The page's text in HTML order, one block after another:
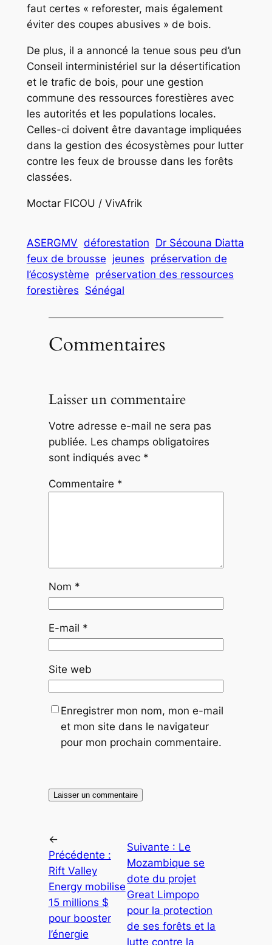
faut certes « reforester, mais également
éviter des coupes abusives » de bois.
De plus, il a annoncé la tenue sous peu d’un
Conseil interministériel sur la désertification
et le trafic de bois, pour une gestion
commune des ressources forestières avec
les autorités et les populations locales.
Celles-ci doivent être davantage impliquées
dans la gestion des écosystèmes pour lutter
contre les feux de brousse dans les forêts
classées.
Moctar FICOU / VivAfrik
ASERGMV déforestation Dr Sécouna Diatta
feux de brousse jeunes préservation de
l’écosystème préservation des ressources
forestières Sénégal
Commentaires
Laisser un commentaire
Votre adresse e-mail ne sera pas
publiée. Les champs obligatoires
sont indiqués avec *
Commentaire *
Nom *
E-mail *
Site web
Enregistrer mon nom, mon e-mail
et mon site dans le navigateur
pour mon prochain commentaire.
←
Précédente :
Rift Valley
Energy mobilise
15 millions $
pour booster
l’énergie
Suivante : Le
Mozambique se
dote du projet
Great Limpopo
pour la protection
de ses forêts et la
lutte contre la